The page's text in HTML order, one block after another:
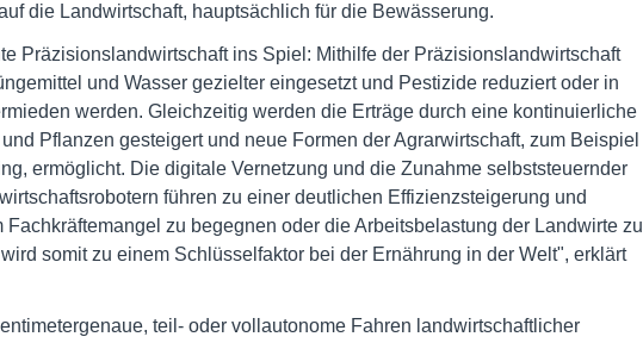
die Landwirtschaft, hauptsächlich für die Bewässerung.
Präzisionslandwirtschaft ins Spiel: Mithilfe der Präzisionslandwirtschaft
und Wasser gezielter eingesetzt und Pestizide reduziert oder in
werden. Gleichzeitig werden die Erträge durch eine kontinuierliche
Pflanzen gesteigert und neue Formen der Agrarwirtschaft, zum Beispiel
ermöglicht. Die digitale Vernetzung und die Zunahme selbststeuernder
führen zu einer deutlichen Effizienzsteigerung und
Fachkräftemangel zu begegnen oder die Arbeitsbelastung der Landwirte zu
somit zu einem Schlüsselfaktor bei der Ernährung in der Welt", erklärt
teil- oder vollautonome Fahren landwirtschaftlicher